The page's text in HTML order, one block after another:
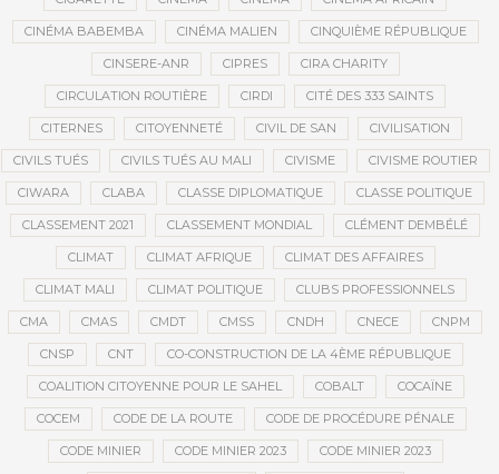
CINÉMA BABEMBA CINÉMA MALIEN CINQUIÈME RÉPUBLIQUE
CINSERE-ANR CIPRES CIRA CHARITY
CIRCULATION ROUTIÈRE CIRDI CITÉ DES 333 SAINTS
CITERNES CITOYENNETÉ CIVIL DE SAN CIVILISATION
CIVILS TUÉS CIVILS TUÉS AU MALI CIVISME CIVISME ROUTIER
CIWARA CLABA CLASSE DIPLOMATIQUE CLASSE POLITIQUE
CLASSEMENT 2021 CLASSEMENT MONDIAL CLÉMENT DEMBÉLÉ
CLIMAT CLIMAT AFRIQUE CLIMAT DES AFFAIRES
CLIMAT MALI CLIMAT POLITIQUE CLUBS PROFESSIONNELS
CMA CMAS CMDT CMSS CNDH CNECE CNPM
CNSP CNT CO-CONSTRUCTION DE LA 4ÈME RÉPUBLIQUE
COALITION CITOYENNE POUR LE SAHEL COBALT COCAÏNE
COCEM CODE DE LA ROUTE CODE DE PROCÉDURE PÉNALE
CODE MINIER CODE MINIER 2023 CODE MINIER 2023